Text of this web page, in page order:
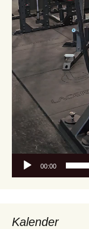
00:00
Kalender